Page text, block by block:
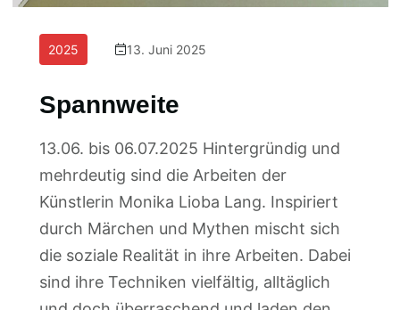
2025 13. Juni 2025
Spannweite
13.06. bis 06.07.2025 Hintergründig und
mehrdeutig sind die Arbeiten der
Künstlerin Monika Lioba Lang. Inspiriert
durch Märchen und Mythen mischt sich
die soziale Realität in ihre Arbeiten. Dabei
sind ihre Techniken vielfältig, alltäglich